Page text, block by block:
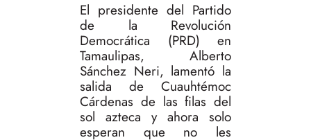
El presidente del Partido
de la Revolución
Democrática (PRD) en
Tamaulipas, Alberto
Sánchez Neri, lamentó la
salida de Cuauhtémoc
Cárdenas de las filas del
sol azteca y ahora solo
esperan que no les